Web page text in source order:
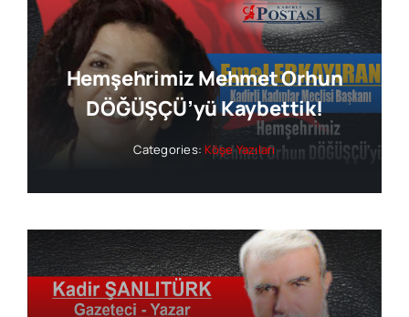
Hemşehrimiz Mehmet Orhun
DÖĞÜŞÇÜ’yü Kaybettik!
Categories: Köşe Yazıları